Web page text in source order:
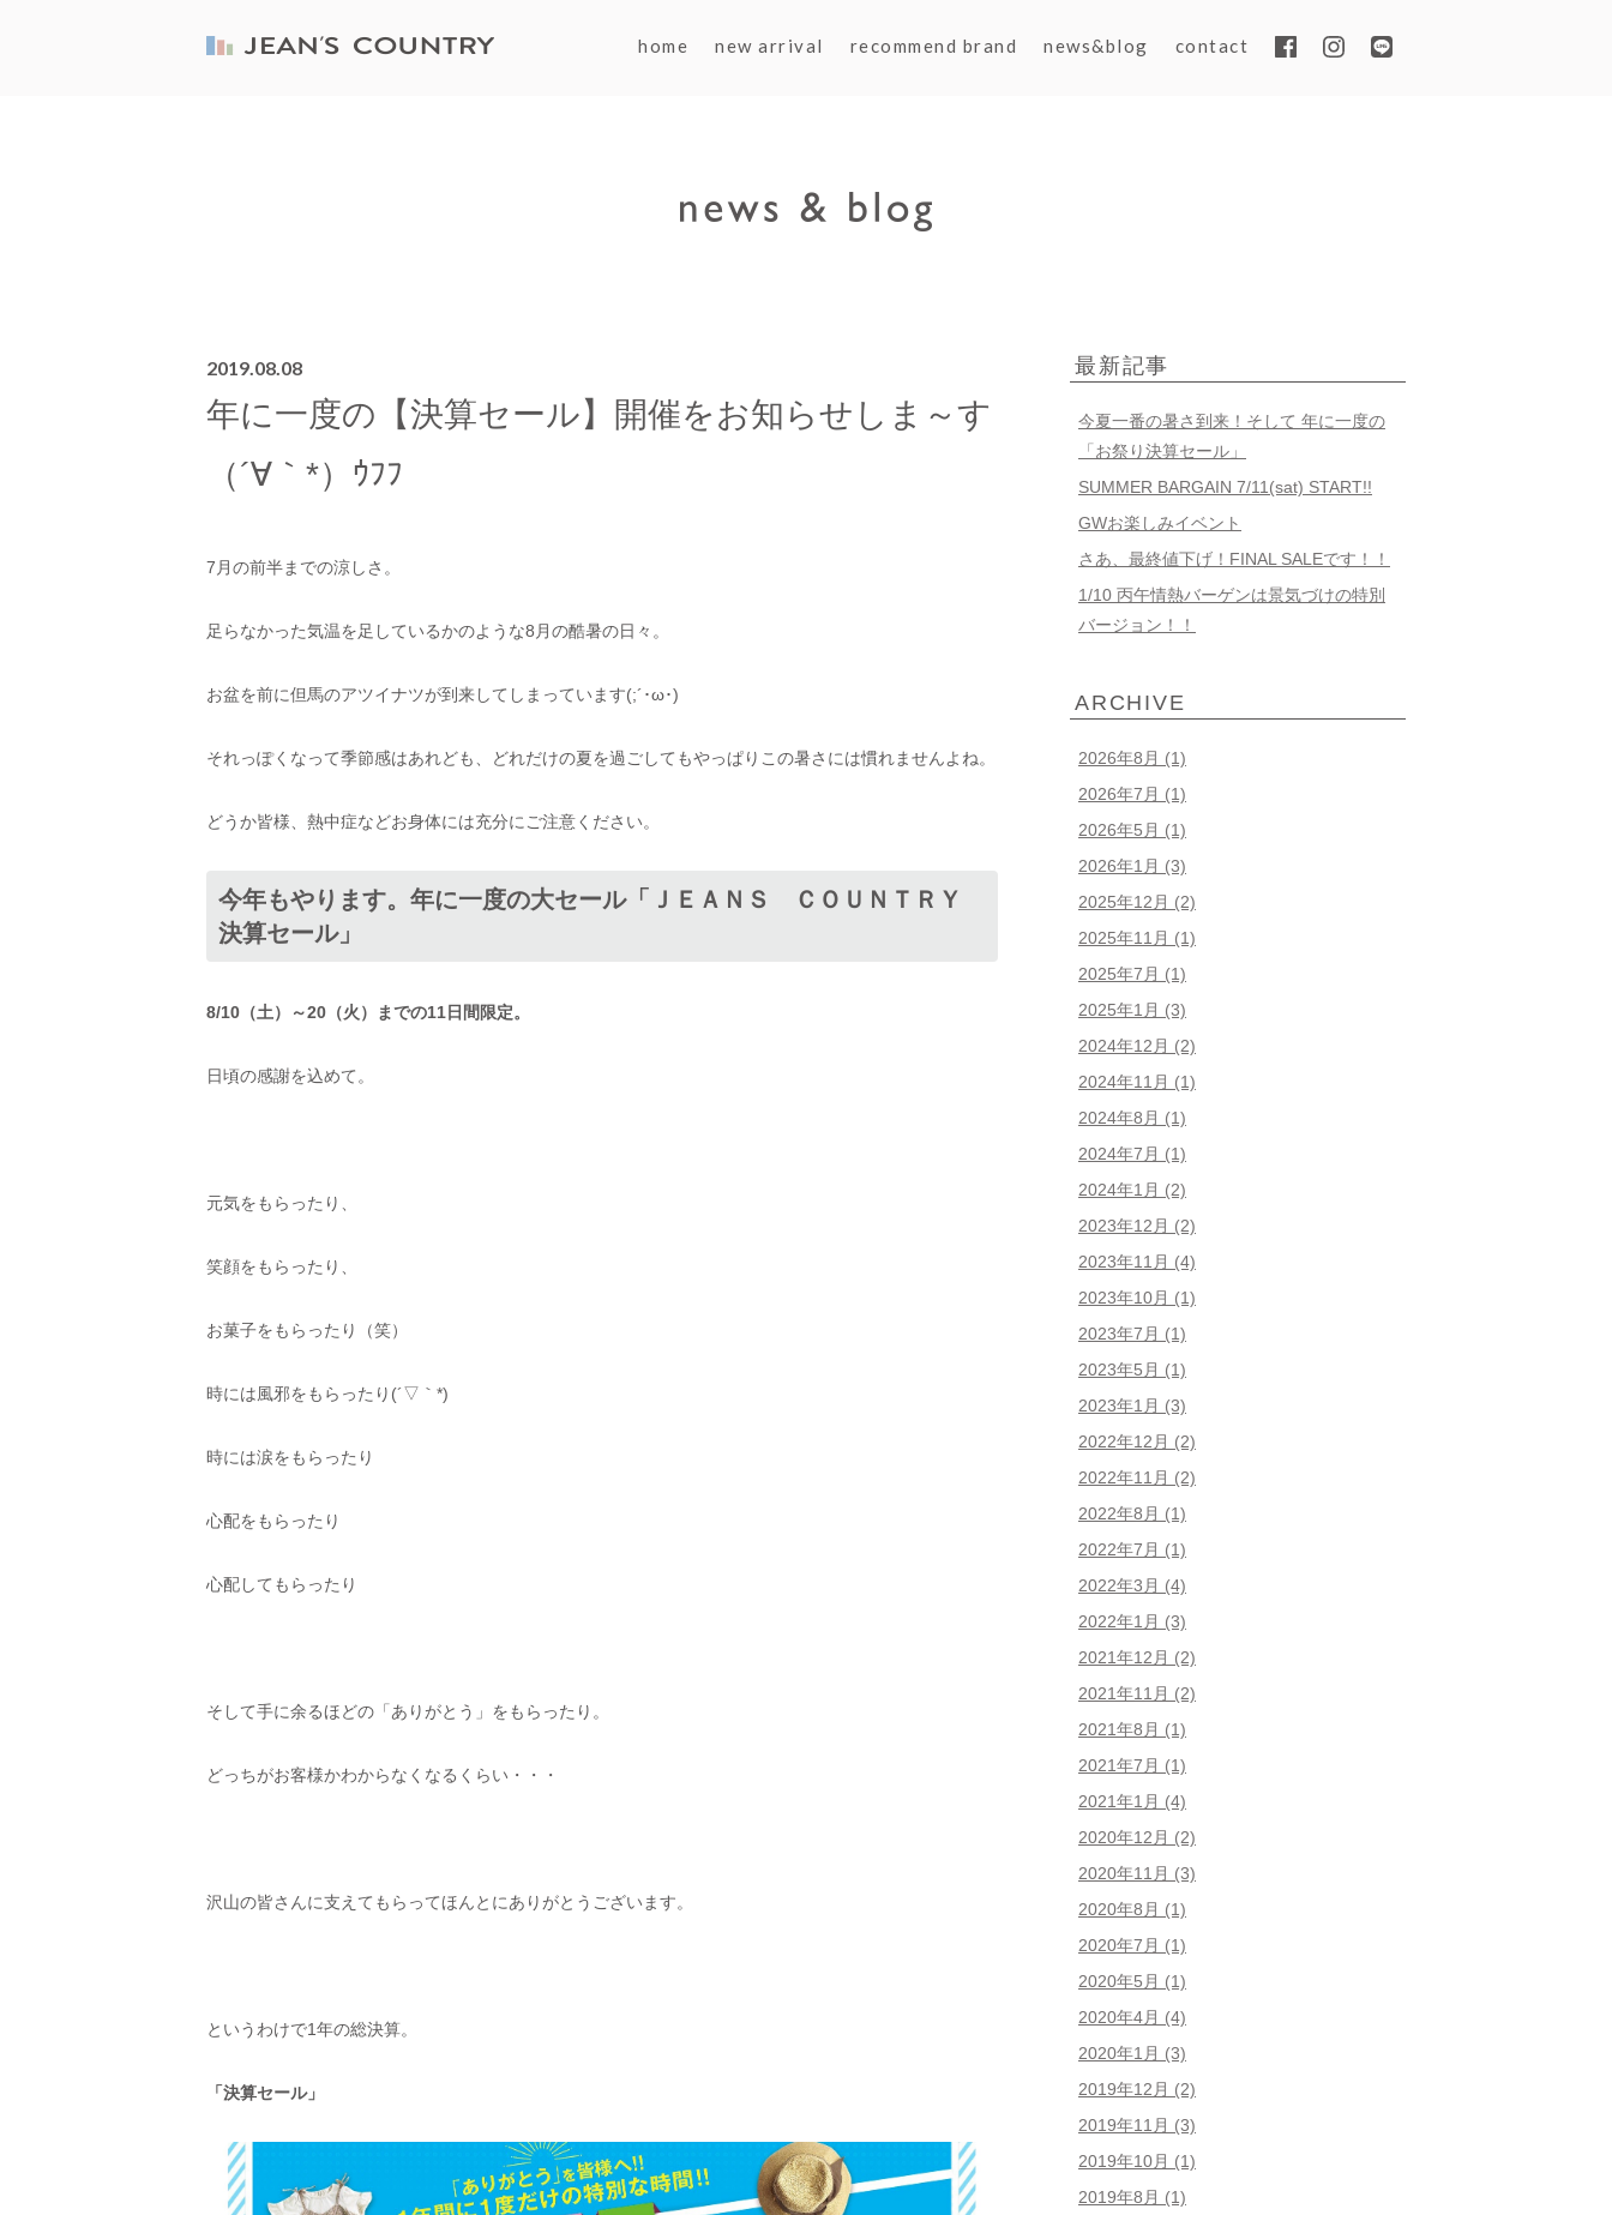
home new arrival recommend brand news&blog contact
2019.08.08
年に一度の【決算セール】開催をお知らせしま～す
（´∀｀*）ｳﾌﾌ
7月の前半までの涼しさ。
足らなかった気温を足しているかのような8月の酷暑の日々。
お盆を前に但馬のアツイナツが到来してしまっています(;´･ω･)
それっぽくなって季節感はあれども、どれだけの夏を過ごしてもやっぱりこの暑さには慣れませんよね。
どうか皆様、熱中症などお身体には充分にご注意ください。
今年もやります。年に一度の大セール「ＪＥＡＮＳ ＣＯＵＮＴＲＹ
決算セール」
8/10（土）～20（火）までの11日間限定。
日頃の感謝を込めて。
元気をもらったり、
笑顔をもらったり、
お菓子をもらったり（笑）
時には風邪をもらったり(´▽｀*)
時には涙をもらったり
心配をもらったり
心配してもらったり
そして手に余るほどの「ありがとう」をもらったり。
どっちがお客様かわからなくなるくらい・・・
沢山の皆さんに支えてもらってほんとにありがとうございます。
というわけで1年の総決算。
「決算セール」
最新記事
今夏一番の暑さ到来！そして 年に一度の
「お祭り決算セール」
SUMMER BARGAIN 7/11(sat) START!!
GWお楽しみイベント
さあ、最終値下げ！FINAL SALEです！！
1/10 丙午情熱バーゲンは景気づけの特別
バージョン！！
ARCHIVE
2026年8月 (1)
2026年7月 (1)
2026年5月 (1)
2026年1月 (3)
2025年12月 (2)
2025年11月 (1)
2025年7月 (1)
2025年1月 (3)
2024年12月 (2)
2024年11月 (1)
2024年8月 (1)
2024年7月 (1)
2024年1月 (2)
2023年12月 (2)
2023年11月 (4)
2023年10月 (1)
2023年7月 (1)
2023年5月 (1)
2023年1月 (3)
2022年12月 (2)
2022年11月 (2)
2022年8月 (1)
2022年7月 (1)
2022年3月 (4)
2022年1月 (3)
2021年12月 (2)
2021年11月 (2)
2021年8月 (1)
2021年7月 (1)
2021年1月 (4)
2020年12月 (2)
2020年11月 (3)
2020年8月 (1)
2020年7月 (1)
2020年5月 (1)
2020年4月 (4)
2020年1月 (3)
2019年12月 (2)
2019年11月 (3)
2019年10月 (1)
2019年8月 (1)